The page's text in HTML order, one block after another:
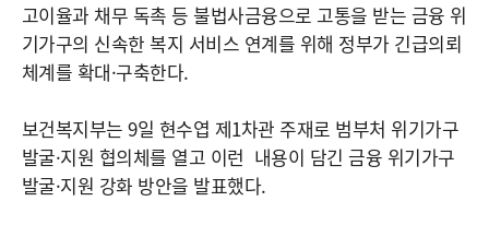
고이율과 채무 독촉 등 불법사금융으로 고통을 받는 금융 위
기가구의 신속한 복지 서비스 연계를 위해 정부가 긴급의뢰
체계를 확대·구축한다.
보건복지부는 9일 현수엽 제1차관 주재로 범부처 위기가구
발굴·지원 협의체를 열고 이런 내용이 담긴 금융 위기가구
발굴·지원 강화 방안을 발표했다.